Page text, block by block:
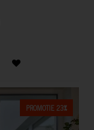
PROMOTIE 23%